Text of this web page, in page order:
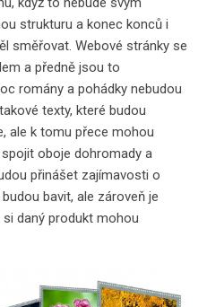
strukturu a konec konců i
směřovat. Webové stránky se
a předně jsou to
romány a pohádky nebudou
texty, které budou
ale k tomu přece mohou
oboje dohromady a
přinášet zajímavosti o
bavit, ale zároveň je
daný produkt mohou